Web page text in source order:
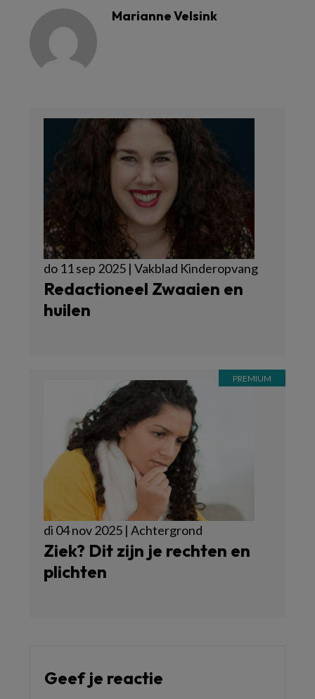
Marianne Velsink
do 11 sep 2025 | Vakblad Kinderopvang
Redactioneel Zwaaien en
huilen
di 04 nov 2025 | Achtergrond
Ziek? Dit zijn je rechten en
plichten
Geef je reactie